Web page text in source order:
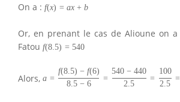
On a : f(x) = ax + b
Or, en prenant le cas de Alioune on a
Fatou f(8.5) = 540
Alors, a =
f(8.5) − f(6)
8.5 − 6
=
540 − 440
2.5
=
100
2.5
=